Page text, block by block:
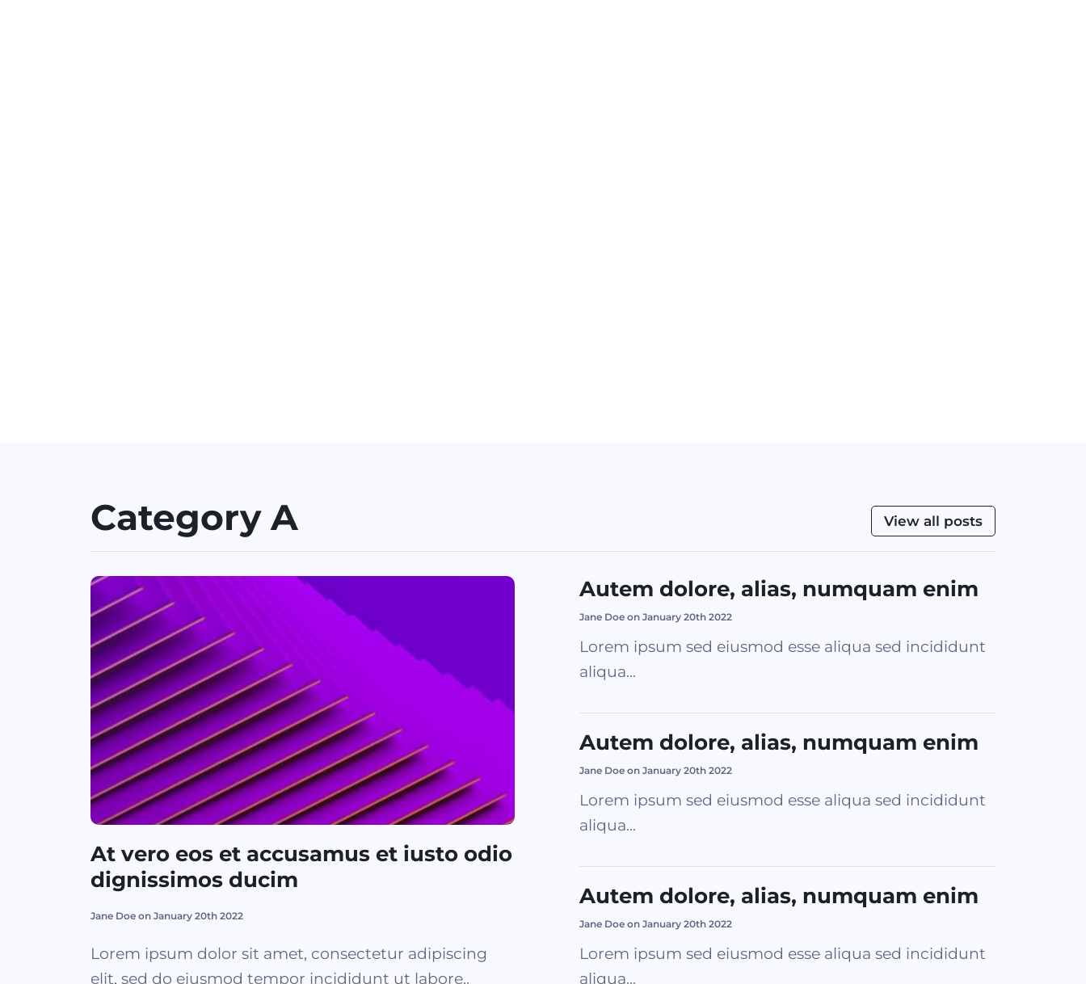
Category A View all posts
At vero eos et accusamus et iusto odio
dignissimos ducim
Jane Doe on January 20th 2022
Lorem ipsum dolor sit amet, consectetur adipiscing
elit, sed do eiusmod tempor incididunt ut labore..
Autem dolore, alias, numquam enim
Jane Doe on January 20th 2022
Lorem ipsum sed eiusmod esse aliqua sed incididunt
aliqua...
Autem dolore, alias, numquam enim
Jane Doe on January 20th 2022
Lorem ipsum sed eiusmod esse aliqua sed incididunt
aliqua...
Autem dolore, alias, numquam enim
Jane Doe on January 20th 2022
Lorem ipsum sed eiusmod esse aliqua sed incididunt
aliqua...